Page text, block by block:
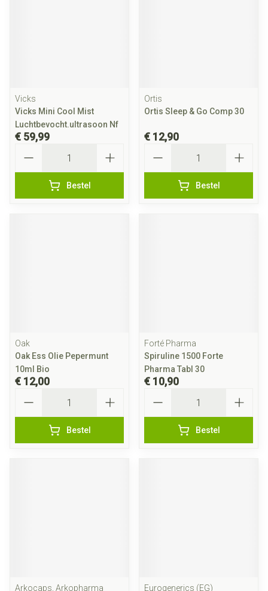
Vicks
Vicks Mini Cool Mist
Luchtbevocht.ultrasoon Nf
€ 59,99
Bestel
Ortis
Ortis Sleep & Go Comp 30
€ 12,90
Bestel
Oak
Oak Ess Olie Pepermunt
10ml Bio
€ 12,00
Bestel
Forté Pharma
Spiruline 1500 Forte
Pharma Tabl 30
€ 10,90
Bestel
Arkocaps, Arkopharma Eurogenerics (EG)